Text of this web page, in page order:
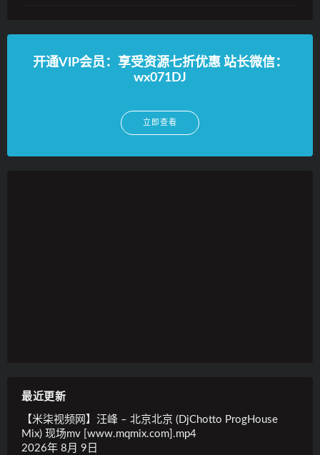
开通VIP会员：享受资源七折优惠 站长微信：
wx071DJ
立即查看
最近更新
【米柒视频网】汪峰 – 北京北京 (DjChotto ProgHouse
Mix) 现场mv [www.mqmix.com].mp4
2026年 8月 9日